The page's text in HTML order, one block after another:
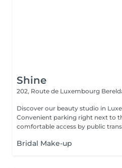
Shine
202, Route de Luxembourg
Discover our beauty studio in
Convenient parking right next to
comfortable access by public
Bridal Make-up